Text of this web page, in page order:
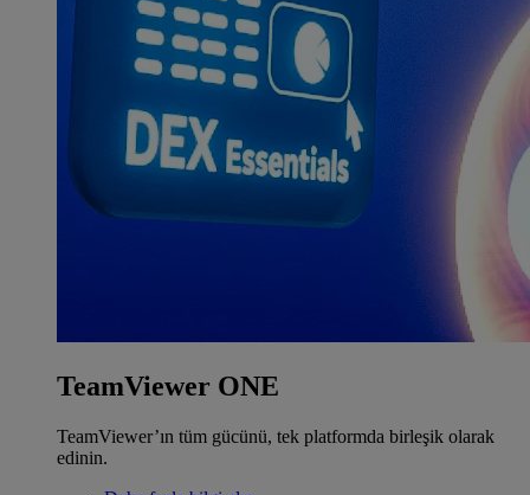
TeamViewer ONE
TeamViewer’ın tüm gücünü, tek platformda birleşik olarak
edinin.